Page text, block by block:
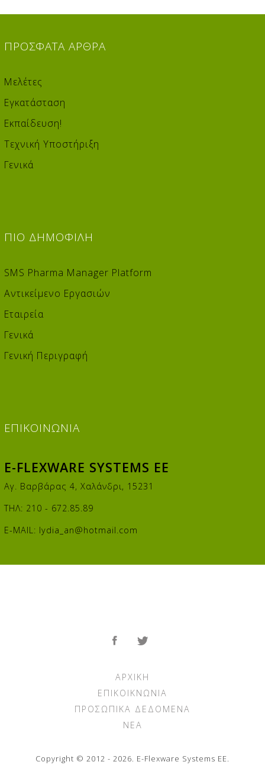
ΠΡΌΣΦΑΤΑ ΆΡΘΡΑ
Μελέτες
Εγκατάσταση
Εκπαίδευση!
Τεχνική Υποστήριξη
Γενικά
ΠΙΟ ΔΗΜΟΦΙΛΉ
SMS Pharma Manager Platform
Αντικείμενο Εργασιών
Εταιρεία
Γενικά
Γενική Περιγραφή
ΕΠΙΚΟΙΝΩΝΊΑ
E-FLEXWARE SYSTEMS EE
Αγ. Βαρβάρας 4, Χαλάνδρι, 15231
ΤΗΛ: 210 - 672.85.89
E-MAIL: lydia_an@hotmail.com
ΑΡΧΙΚΉ
ΕΠΙΚΟΙΚΝΩΝΊΑ
ΠΡΟΣΩΠΙΚΆ ΔΕΔΟΜΈΝΑ
ΝΈΑ
Copyright © 2012 - 2026. E-Flexware Systems ΕΕ.